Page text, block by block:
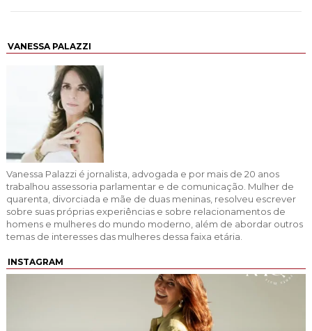
VANESSA PALAZZI
Vanessa Palazzi é jornalista, advogada e por mais de 20 anos
trabalhou assessoria parlamentar e de comunicação. Mulher de
quarenta, divorciada e mãe de duas meninas, resolveu escrever
sobre suas próprias experiências e sobre relacionamentos de
homens e mulheres do mundo moderno, além de abordar outros
temas de interesses das mulheres dessa faixa etária.
INSTAGRAM